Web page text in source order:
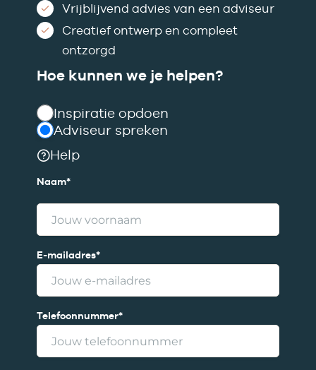
Vrijblijvend advies van een adviseur
Creatief ontwerp en compleet
ontzorgd
Hoe kunnen we je helpen?
Inspiratie opdoen
Adviseur spreken
Help
Naam*
o
o
n
a
a
E-mailadres*
Telefoonnummer*